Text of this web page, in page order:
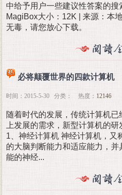
中给予用户一些建议性答案的搜
MagiBox大小：12K | 来源：本
无毒，请您放心下载。
必将颠覆世界的四款计算机
时间：2015-5-30 分类： 热度： 12146
随着时代的发展，传统计算机
上发展的需求，新型计算机的
1、神经计算机 神经计算机，又
的大脑判断能力和适应能力，
能的神经...